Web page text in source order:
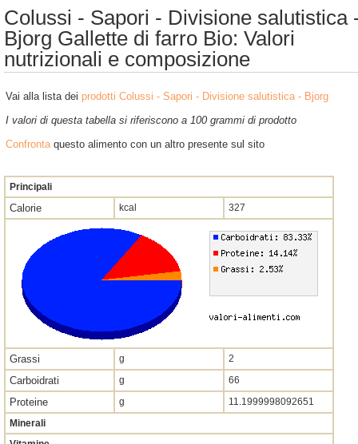
Colussi - Sapori - Divisione salutistica
Bjorg Gallette di farro Bio: Valori
nutrizionali e composizione
Vai alla lista dei prodotti Colussi - Sapori - Divisione salutistica - Bjorg
I valori di questa tabella si riferiscono a 100 grammi di prodotto
Confrontaquesto alimento con un altro presente sul sito
Principali
Calorie kcal 327
Grassi g 2
Carboidrati g 66
Proteine g
11.1999998092651
Minerali